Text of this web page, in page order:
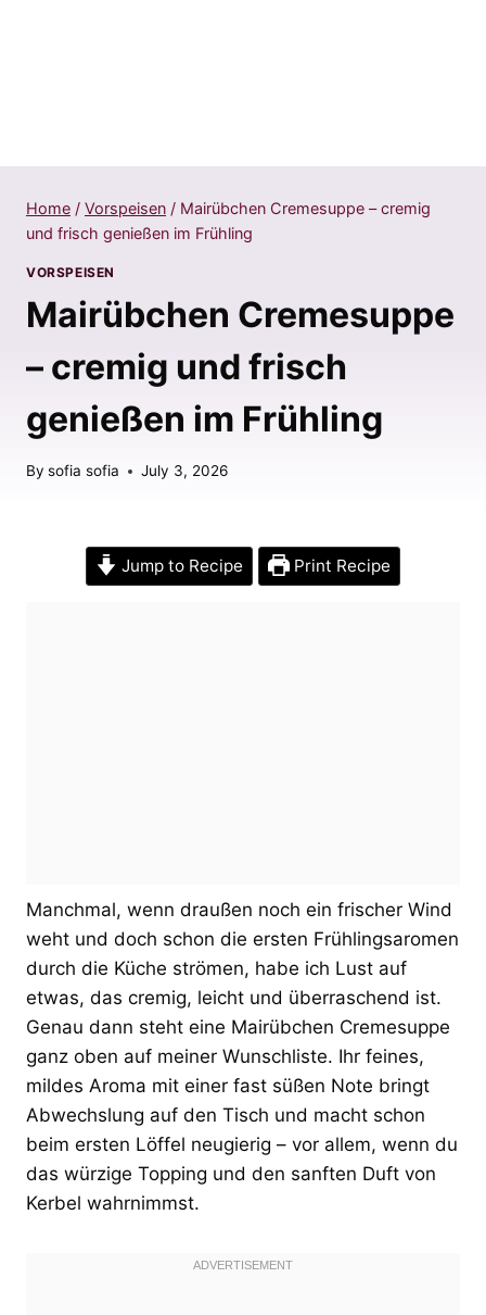
Home / Vorspeisen / Mairübchen Cremesuppe – cremig
und frisch genießen im Frühling
VORSPEISEN
Mairübchen Cremesuppe
– cremig und frisch
genießen im Frühling
By sofia sofia July 3, 2026
Jump to Recipe Print Recipe
Manchmal, wenn draußen noch ein frischer Wind
weht und doch schon die ersten Frühlingsaromen
durch die Küche strömen, habe ich Lust auf
etwas, das cremig, leicht und überraschend ist.
Genau dann steht eine Mairübchen Cremesuppe
ganz oben auf meiner Wunschliste. Ihr feines,
mildes Aroma mit einer fast süßen Note bringt
Abwechslung auf den Tisch und macht schon
beim ersten Löffel neugierig – vor allem, wenn du
das würzige Topping und den sanften Duft von
Kerbel wahrnimmst.